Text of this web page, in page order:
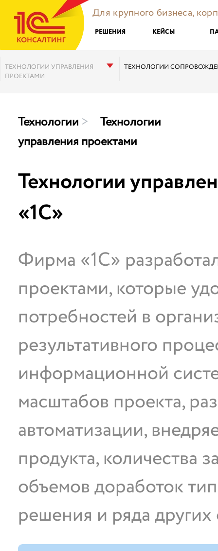
Для крупного бизнеса,
РЕШЕНИЯ КЕЙСЫ
ТЕХНОЛОГИИ УПРАВЛЕНИЯ
ПРОЕКТАМИ
ТЕХНОЛОГИИ
Технологии >
Технологии
управления проектами
Технологии
«1С»
Фирма «1С»
проектами, которые
потребностей в
результативного
информационной
масштабов проекта,
автоматизации,
продукта, количества
объемов доработок
решения и ряда